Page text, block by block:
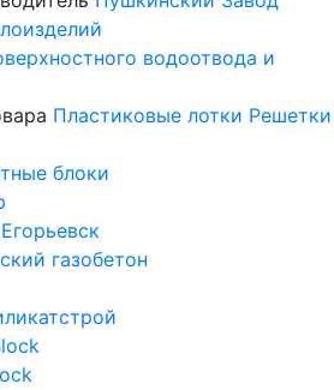
водоотвода и
Пластиковые лотки Решетки
блоки
газобетон